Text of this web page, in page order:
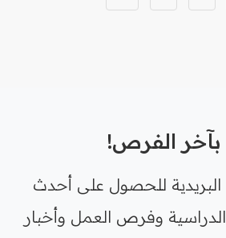
بآخر الفرص!
للحصول على أحدث
الدراسية وفرص العمل وأخبار